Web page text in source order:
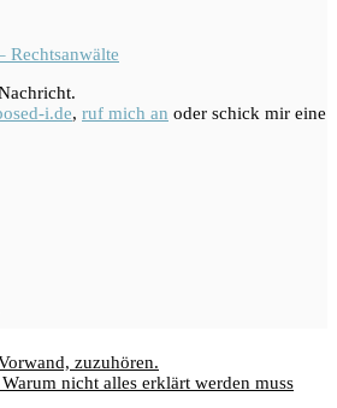
Rechtsanwälte
i.de, ruf mich an oder schick mir eine
zuzuhören.
nicht alles erklärt werden muss